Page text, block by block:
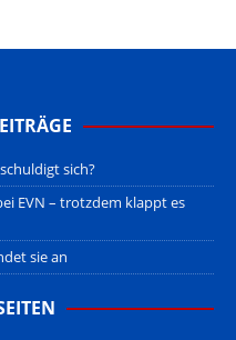
sich?
EVN – trotzdem klappt es
sie an